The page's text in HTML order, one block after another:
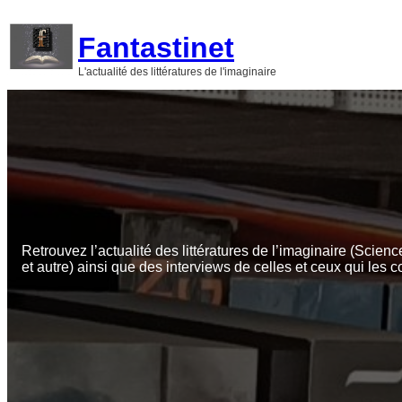
contenu
Fantastinet
L'actualité des littératures de l'imaginaire
Retrouvez l’actualité des littératures de l’imaginaire
et autre) ainsi que des interviews de celles et ceux qui les